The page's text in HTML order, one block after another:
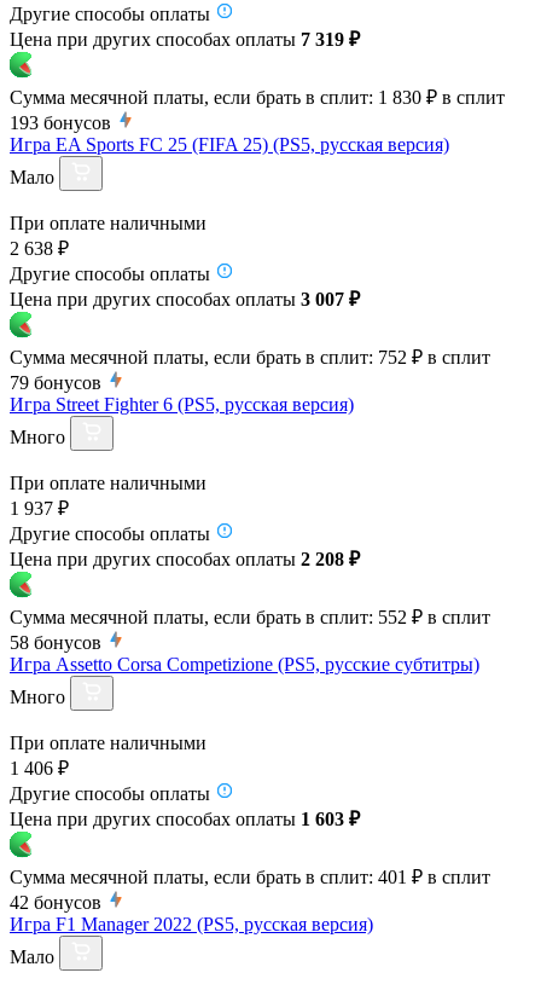
Другие способы оплаты
Цена при других способах оплаты 7 319 ₽
Сумма месячной платы, если брать в сплит: 1 830 ₽ в сплит
193 бонусов
Игра EA Sports FC 25 (FIFA 25) (PS5, русская версия)
Мало
При оплате наличными
2 638 ₽
Другие способы оплаты
Цена при других способах оплаты 3 007 ₽
Сумма месячной платы, если брать в сплит: 752 ₽ в сплит
79 бонусов
Игра Street Fighter 6 (PS5, русская версия)
Много
При оплате наличными
1 937 ₽
Другие способы оплаты
Цена при других способах оплаты 2 208 ₽
Сумма месячной платы, если брать в сплит: 552 ₽ в сплит
58 бонусов
Игра Assetto Corsa Competizione (PS5, русские субтитры)
Много
При оплате наличными
1 406 ₽
Другие способы оплаты
Цена при других способах оплаты 1 603 ₽
Сумма месячной платы, если брать в сплит: 401 ₽ в сплит
42 бонусов
Игра F1 Manager 2022 (PS5, русская версия)
Мало